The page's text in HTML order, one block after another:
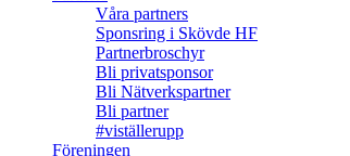
Våra partners
Sponsring i Skövde HF
Partnerbroschyr
Bli privatsponsor
Bli Nätverkspartner
Bli partner
#viställerupp
Föreningen